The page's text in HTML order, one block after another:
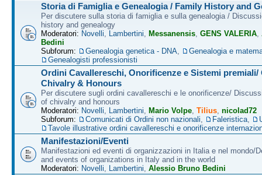
Storia di Famiglia e Genealogia / Family History and
Per discutere sulla storia di famiglia e sulla genealogia /
history and genealogy
Moderatori: Novelli Lambertini Messanensis GENS VALERIA
Bedini
Subforum:
Genealogia genetica - DNA
Genealogia e
Genealogisti professionisti
Ordini Cavallereschi, Onorificenze e Sistemi premiali/
Chivalry & Honours
Per discutere sugli ordini cavallereschi e le onorificenze/
of chivalry and honours
Moderatori: Novelli Lambertini Mario Volpe Tilius nicolad72
Subforum:
Comunicati di Ordini non nazionali Faleristica
Tavole illustrative ordini cavallereschi e onorificenze
Manifestazioni/Eventi
Manifestazioni ed eventi di organizzazioni in Italia e nel mondo/
and events of organizations in Italy and in the world
Moderatori: Novelli Lambertini Alessio Bruno Bedini